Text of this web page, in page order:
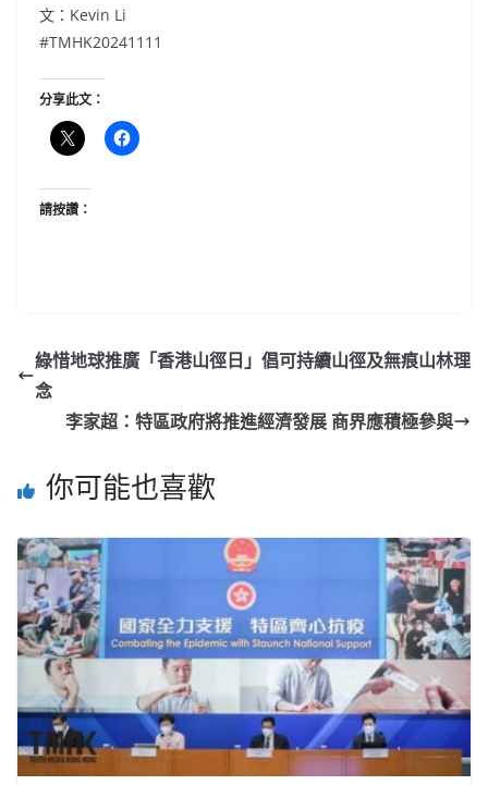
文：Kevin Li
#TMHK20241111
分享此文：
請按讚：
綠惜地球推廣「香港山徑日」倡可持續山徑及無痕山林理
念
李家超：特區政府將推進經濟發展 商界應積極參與
你可能也喜歡